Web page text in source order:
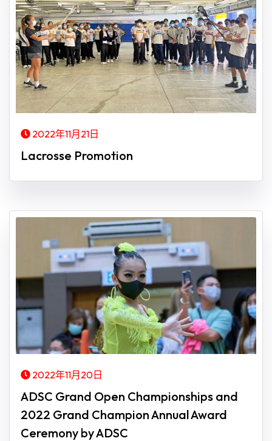
2022年11月21日
Lacrosse Promotion
2022年11月20日
ADSC Grand Open Championships and
2022 Grand Champion Annual Award
Ceremony by ADSC